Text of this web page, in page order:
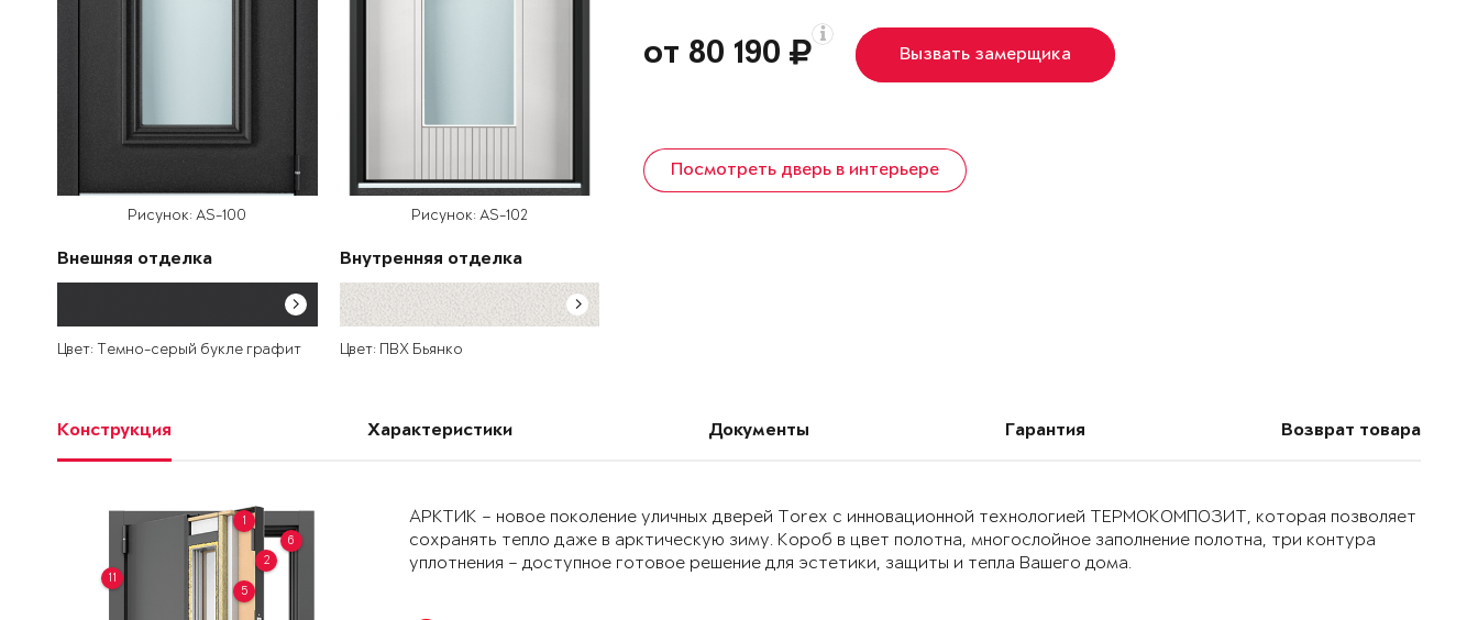
Рисунок: AS-100
Внешняя отделка
Цвет: Темно-серый букле графит
Рисунок: AS-102
Внутренняя отделка
Цвет: ПВХ Бьянко
от 80 190 Вызвать замерщика
Посмотреть дверь в интерьере
Конструкция Характеристики Документы Гарантия Возврат товара
1
2
5
6
11
АРКТИК – новое поколение уличных дверей Torex с инновационной технологией ТЕРМОКОМПОЗИТ, которая позволяет
сохранять тепло даже в арктическую зиму. Короб в цвет полотна, многослойное заполнение полотна, три контура
уплотнения – доступное готовое решение для эстетики, защиты и тепла Вашего дома.